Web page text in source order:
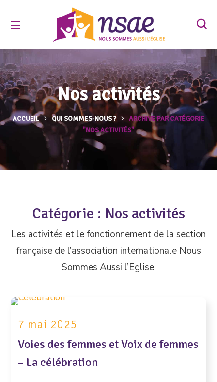
Nos activités
ACCUEIL QUI SOMMES-NOUS ?
ARCHIVE PAR CATÉGORIE
"NOS ACTIVITÉS"
Catégorie : Nos activités
Les activités et le fonctionnement de la section
française de l’association internationale Nous
Sommes Aussi l’Eglise.
7 mai 2025
Voies des femmes et Voix de femmes
– La célébration